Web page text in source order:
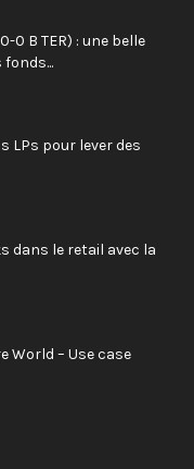
0 B TER) : une belle
LPs pour lever des
dans le retail avec la
World – Use case